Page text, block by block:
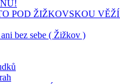
POD ŽIŽKOVSKOU VĚŽÍ
bez sebe ( Žižkov )